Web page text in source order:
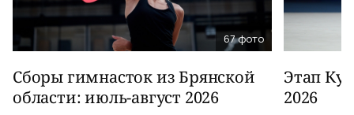
67фото
Сборы гимнасток из Брянской
области: июль-август 2026
Этап
2026